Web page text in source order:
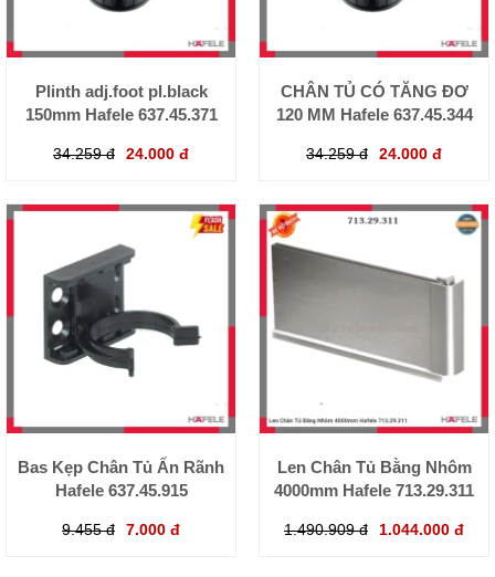
Plinth adj.foot pl.black
150mm Hafele 637.45.371
34.259 đ 24.000 đ
CHÂN TỦ CÓ TĂNG ĐƠ
120 MM Hafele 637.45.344
34.259 đ 24.000 đ
Bas Kẹp Chân Tủ Ấn Rãnh
Hafele 637.45.915
9.455 đ 7.000 đ
Len Chân Tủ Bằng Nhôm
4000mm Hafele 713.29.311
1.490.909 đ 1.044.000 đ